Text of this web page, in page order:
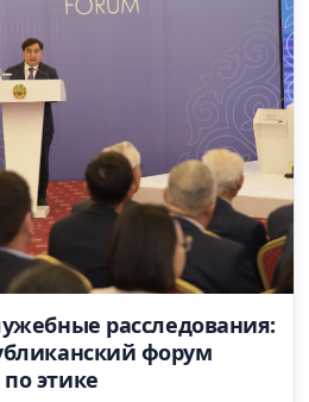
расследования:
форум
этике